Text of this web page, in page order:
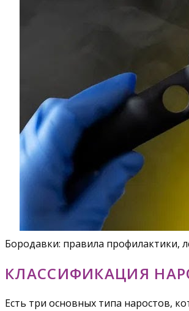
Бородавки: правила профилактики,
КЛАССИФИКАЦИЯ
Есть три основных типа наростов,